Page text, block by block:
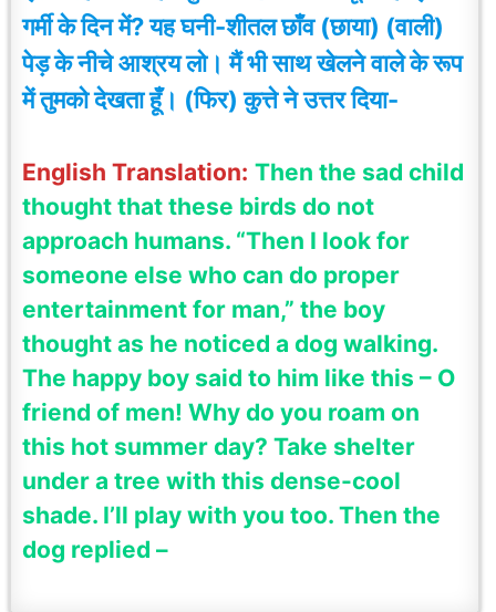
गर्मी के दिन में? यह घनी-शीतल छाँव (छाया) (वाली)
पेड़ के नीचे आश्रय लो। मैं भी साथ खेलने वाले के रूप
में तुमको देखता हूँ। (फिर) कुत्ते ने उत्तर दिया-
English Translation: Then the sad child
thought that these birds do not
approach humans. “Then I look for
someone else who can do proper
entertainment for man,” the boy
thought as he noticed a dog walking.
The happy boy said to him like this – O
friend of men! Why do you roam on
this hot summer day? Take shelter
under a tree with this dense-cool
shade. I’ll play with you too. Then the
dog replied –